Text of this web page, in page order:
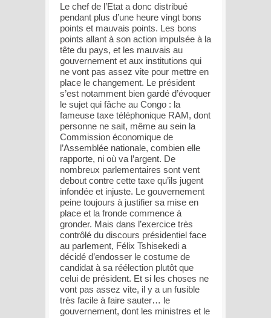
Le chef de l’Etat a donc distribué
pendant plus d’une heure vingt bons
points et mauvais points. Les bons
points allant à son action impulsée à la
tête du pays, et les mauvais au
gouvernement et aux institutions qui
ne vont pas assez vite pour mettre en
place le changement. Le président
s’est notamment bien gardé d’évoquer
le sujet qui fâche au Congo : la
fameuse taxe téléphonique RAM, dont
personne ne sait, même au sein la
Commission économique de
l’Assemblée nationale, combien elle
rapporte, ni où va l’argent. De
nombreux parlementaires sont vent
debout contre cette taxe qu’ils jugent
infondée et injuste. Le gouvernement
peine toujours à justifier sa mise en
place et la fronde commence à
gronder. Mais dans l’exercice très
contrôlé du discours présidentiel face
au parlement, Félix Tshisekedi a
décidé d’endosser le costume de
candidat à sa réélection plutôt que
celui de président. Et si les choses ne
vont pas assez vite, il y a un fusible
très facile à faire sauter… le
gouvernement, dont les ministres et le